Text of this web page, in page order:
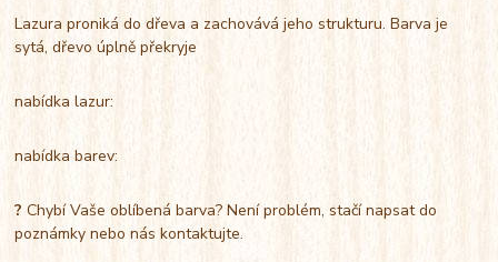
Lazura proniká do dřeva a zachovává jeho strukturu. Barva je
sytá, dřevo úplně překryje
nabídka lazur:
nabídka barev:
?Chybí Vaše oblíbená barva? Není problém, stačí napsat do
poznámky nebo nás kontaktujte.